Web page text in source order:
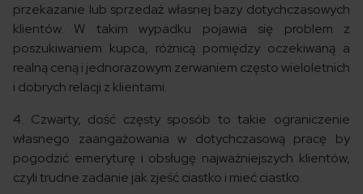
przekazanie lub sprzedaż własnej bazy dotychczasowych
klientów. W takim wypadku pojawia się problem z
poszukiwaniem kupca, różnicą pomiędzy oczekiwaną a
realną ceną i jednorazowym zerwaniem często wieloletnich
i dobrych relacji z klientami.
4. Czwarty, dość częsty sposób to takie ograniczenie
własnego zaangażowania w dotychczasową pracę by
pogodzić emeryturę i obsługę najważniejszych klientów,
czyli trudne zadanie jak zjeść ciastko i mieć ciastko.